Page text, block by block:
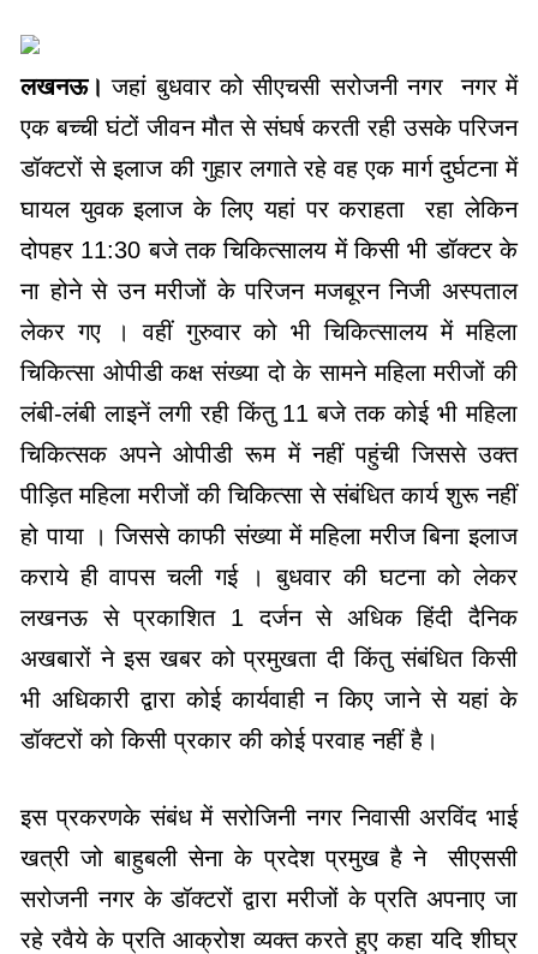
लखनऊ।जहां बुधवार को सीएचसी सरोजनी नगर नगर में
एक बच्ची घंटों जीवन मौत से संघर्ष करती रही उसके परिजन
डॉक्टरों से इलाज की गुहार लगाते रहे वह एक मार्ग दुर्घटना में
घायल युवक इलाज के लिए यहां पर कराहता रहा लेकिन
दोपहर 11:30 बजे तक चिकित्सालय में किसी भी डॉक्टर के
ना होने से उन मरीजों के परिजन मजबूरन निजी अस्पताल
लेकर गए । वहीं गुरुवार को भी चिकित्सालय में महिला
चिकित्सा ओपीडी कक्ष संख्या दो के सामने महिला मरीजों की
लंबी-लंबी लाइनें लगी रही किंतु 11 बजे तक कोई भी महिला
चिकित्सक अपने ओपीडी रूम में नहीं पहुंची जिससे उक्त
पीड़ित महिला मरीजों की चिकित्सा से संबंधित कार्य शुरू नहीं
हो पाया । जिससे काफी संख्या में महिला मरीज बिना इलाज
कराये ही वापस चली गई । बुधवार की घटना को लेकर
लखनऊ से प्रकाशित 1 दर्जन से अधिक हिंदी दैनिक
अखबारों ने इस खबर को प्रमुखता दी किंतु संबंधित किसी
भी अधिकारी द्वारा कोई कार्यवाही न किए जाने से यहां के
डॉक्टरों को किसी प्रकार की कोई परवाह नहीं है।
इस प्रकरणके संबंध में सरोजिनी नगर निवासी अरविंद भाई
खत्री जो बाहुबली सेना के प्रदेश प्रमुख है ने सीएससी
सरोजनी नगर के डॉक्टरों द्वारा मरीजों के प्रति अपनाए जा
रहे रवैये के प्रति आक्रोश व्यक्त करते हुए कहा यदि शीघ्र